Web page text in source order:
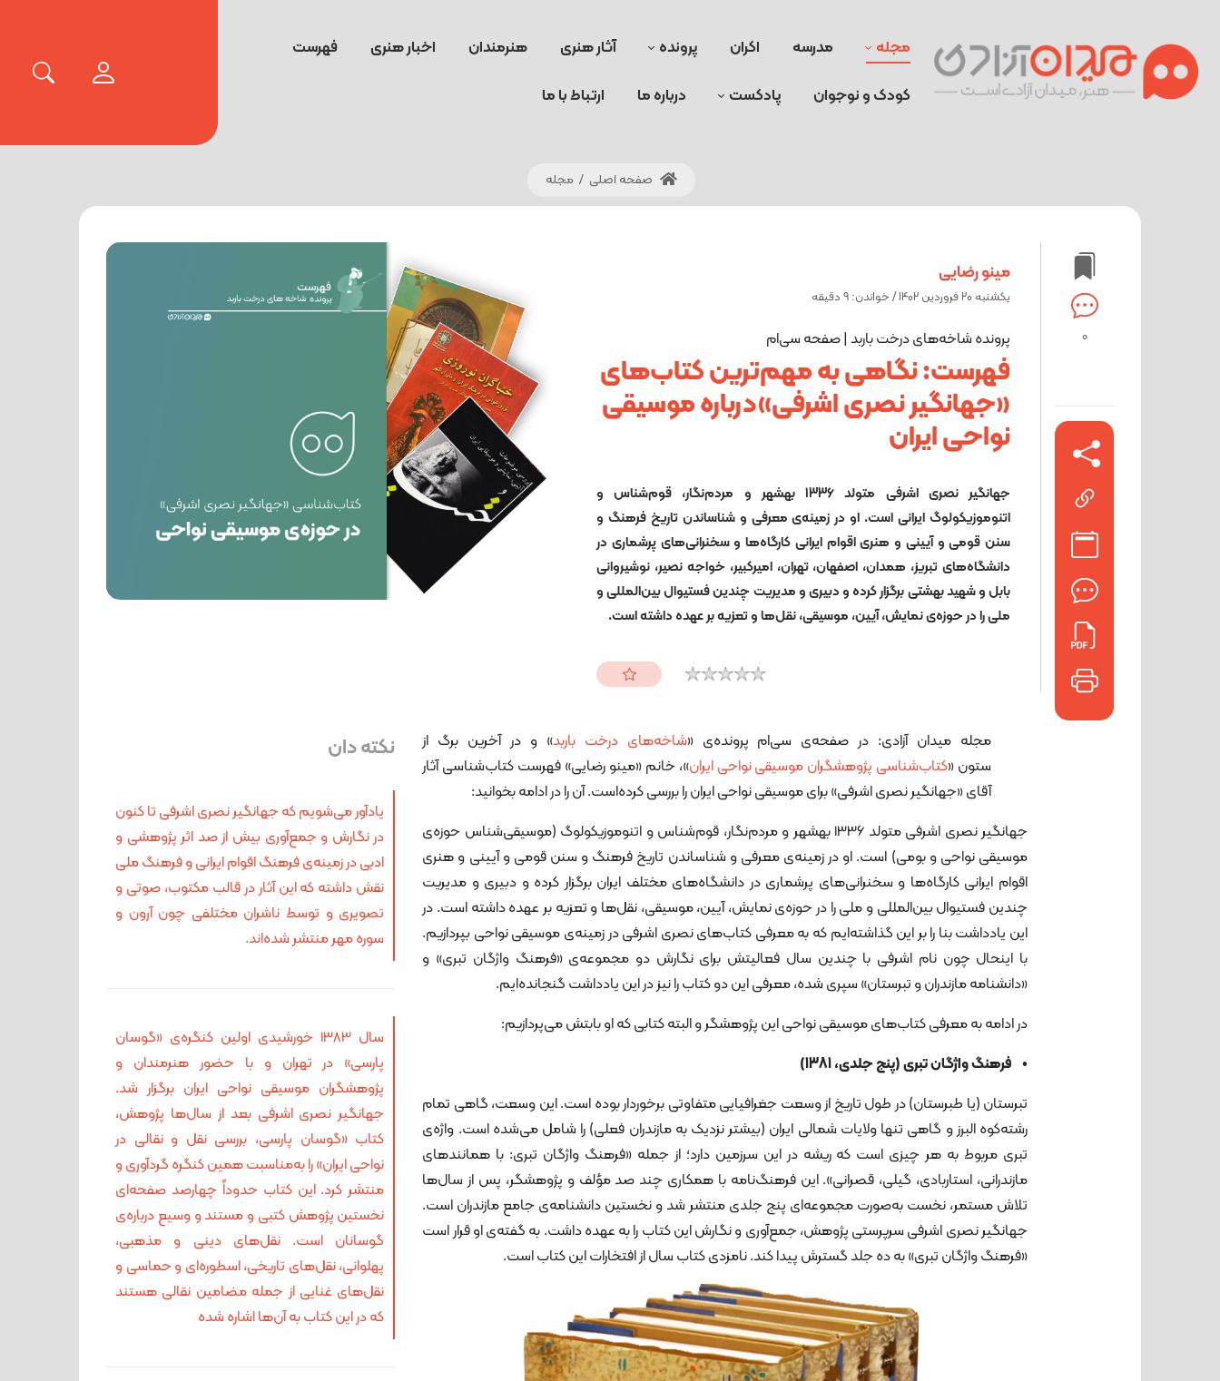
مجله مدرسه اکران پرونده آثار هنری هنرمندان اخبار هنری فهرست
کودک و نوجوان پادکست درباره ما ارتباط با ما
صفحه اصلی / مجله
0
مینو رضایی
یکشنبه 20 فروردین 1402 / خواندن: 9 دقیقه
پرونده شاخه‌های درخت باربد | صفحه سی‌ام
فهرست: نگاهی به مهم‌ترین کتاب‌های
«جهانگیر نصری اشرفی»درباره موسیقی
نواحی ایران
جهانگیر نصری اشرفی متولد 1336 بهشهر و مردم‌نگار، قوم‌شناس و
اتنوموزیکولوگ ایرانی است. او در زمینه‌ی معرفی و شناساندن تاریخ فرهنگ و
سنن قومی و آیینی و هنری اقوام ایرانی کارگاه‌ها و سخنرانی‌های پرشماری در
دانشگاه‌های تبریز، همدان، اصفهان، تهران، امیرکبیر، خواجه نصیر، نوشیروانی
بابل و شهید بهشتی برگزار کرده و دبیری و مدیریت چندین فستیوال بین‌المللی و
ملی را در حوزه‌ی نمایش، آیین، موسیقی، نقل‌ها و تعزیه بر عهده داشته ‌است.
مجله میدان آزادی: در صفحه‌ی سی‌ام پرونده‌ی «شاخه‌های درخت باربد» و در آخرین برگ از
ستون «کتاب‌شناسی پژوهشگران موسیقی نواحی ایران»، خانم «مینو رضایی» فهرست کتاب‌شناسی آثار
آقای «جهانگیر نصری اشرفی» برای موسیقی نواحی ایران را بررسی کرده‌است. آن را در ادامه بخوانید:
جهانگیر نصری اشرفی متولد 1336 بهشهر و مردم‌نگار، قوم‌شناس و اتنوموزیکولوگ (موسیقی‌شناس حوزه‌ی
موسیقی نواحی و بومی) است. او در زمینه‌ی معرفی و شناساندن تاریخ فرهنگ و سنن قومی و آیینی و هنری
اقوام ایرانی کارگاه‌ها و سخنرانی‌های پرشماری در دانشگاه‌های مختلف ایران برگزار کرده و دبیری و مدیریت
چندین فستیوال بین‌المللی و ملی را در حوزه‌ی نمایش، آیین، موسیقی، نقل‌ها و تعزیه بر عهده داشته ‌است. در
این یادداشت بنا را بر این گذاشته‌ایم که به معرفی کتاب‌های نصری اشرفی در زمینه‌ی موسیقی نواحی بپردازیم.
با اینحال چون نام اشرفی با چندین سال فعالیتش برای نگارش دو مجموعه‌ی «فرهنگ واژگان تبری» و
«دانشنامه مازندران و تبرستان» سپری شده، معرفی این دو کتاب را نیز در این یادداشت گنجانده‌ایم.
در ادامه به معرفی کتاب‌های موسیقی نواحی این پژوهشگر و البته کتابی که او بابتش می‌پردازیم:
• فرهنگ واژگان تبری (پنج ‌جلدی، 1381)
تبرستان (یا طبرستان) در طول تاریخ از وسعت جغرافیایی متفاوتی برخوردار بوده ‌است. این وسعت، گاهی تمام
رشته‌کوه البرز و گاهی تنها ولایات شمالی ایران (بیشتر نزدیک به مازندران فعلی) را شامل می‌شده‌ است. واژه‌ی
تبری مربوط به هر چیزی است که ریشه در این سرزمین دارد؛ از جمله «فرهنگ واژگان تبری: با همانندهای
مازندرانی، استاربادی، گیلی، قصرانی». این فرهنگ‌نامه با همکاری چند صد مؤلف و پژوهشگر، پس از سال‌ها
تلاش مستمر، نخست به‌صورت مجموعه‌ای پنج جلدی منتشر شد و نخستین دانشنامه‌ی جامع مازندران است.
جهانگیر نصری اشرفی سرپرستی پژوهش، جمع‌آوری و نگارش این کتاب را به عهده داشت. به گفته‌ی او قرار است
«فرهنگ واژگان تبری» به ده جلد گسترش پیدا کند. نامزدی کتاب سال از افتخارات این کتاب است.
نکته دان
یادآور می‌شویم که جهانگیر نصری اشرفی تا کنون
در نگارش و جمع‌آوری بیش از صد اثر پژوهشی و
ادبی در زمینه‌ی فرهنگ اقوام ایرانی و فرهنگ ملی
نقش داشته که این آثار در قالب مکتوب، صوتی و
تصویری و توسط ناشران مختلفی چون آرون و
سوره مهر منتشر شده‌اند.
سال 1383 خورشیدی اولین کنگره‌ی «گوسان
پارسی» در تهران و با حضور هنرمندان و
پژوهشگران موسیقی نواحی ایران برگزار شد.
جهانگیر نصری اشرفی بعد از سال‌ها پژوهش،
کتاب «گوسان پارسی، بررسی نقل و نقالی در
نواحی ایران» را به‌مناسبت همین کنگره گردآوری و
منتشر کرد. این کتاب حدوداً چهارصد صفحه‌ای
نخستین پژوهش کتبی و مستند و وسیع درباره‌ی
گوسانان است. نقل‌های دینی و مذهبی،
پهلوانی، نقل‌های تاریخی، اسطوره‌ای و حماسی و
نقل‌های غنایی از جمله مضامین نقالی هستند
که در این کتاب به آن‌ها اشاره شده‌